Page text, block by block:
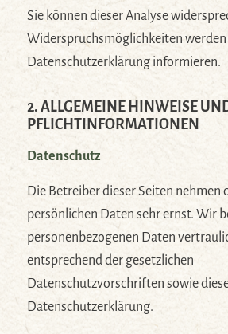
Sie können dieser Analyse
Widerspruchsmöglichkeiten werden
Datenschutzerklärung informieren.
2. ALLGEMEINE HINWEISE
PFLICHTINFORMATIONEN
Datenschutz
Die Betreiber dieser Seiten nehmen
persönlichen Daten sehr ernst. Wir
personenbezogenen Daten
entsprechend der gesetzlichen
Datenschutzvorschriften sowie
Datenschutzerklärung.